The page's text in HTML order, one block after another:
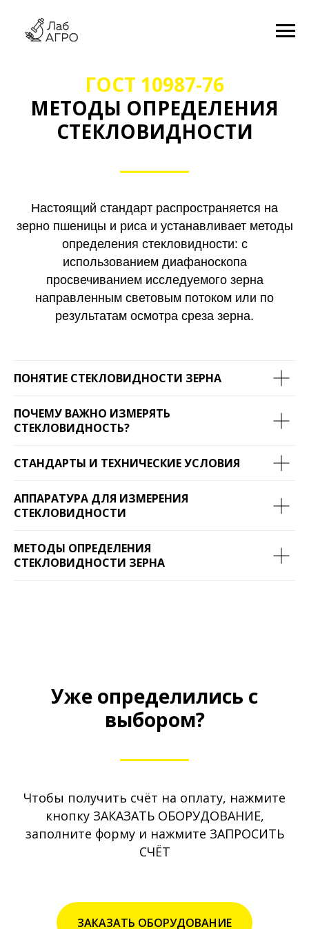
ГОСТ 10987-76
МЕТОДЫ ОПРЕДЕЛЕНИЯ
СТЕКЛОВИДНОСТИ
Настоящий стандарт распространяется на
зерно пшеницы и риса и устанавливает методы
определения стекловидности: с
использованием диафаноскопа
просвечиванием исследуемого зерна
направленным световым потоком или по
результатам осмотра среза зерна.
ПОНЯТИЕ СТЕКЛОВИДНОСТИ ЗЕРНА
ПОЧЕМУ ВАЖНО ИЗМЕРЯТЬ
СТЕКЛОВИДНОСТЬ?
СТАНДАРТЫ И ТЕХНИЧЕСКИЕ УСЛОВИЯ
АППАРАТУРА ДЛЯ ИЗМЕРЕНИЯ
СТЕКЛОВИДНОСТИ
МЕТОДЫ ОПРЕДЕЛЕНИЯ
СТЕКЛОВИДНОСТИ ЗЕРНА
Уже определились с
выбором?
Чтобы получить счёт на оплату, нажмите
кнопку ЗАКАЗАТЬ ОБОРУДОВАНИЕ,
заполните форму и нажмите ЗАПРОСИТЬ
СЧЁТ
ЗАКАЗАТЬ ОБОРУДОВАНИЕ